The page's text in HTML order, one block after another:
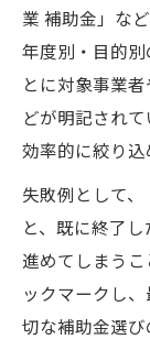
業 補助金」な
年度別・目的
とに対象事業
どが明記され
効率的に絞り込
失敗例として
と、既に終了
進めてしまう
ックマークし
切な補助金選び